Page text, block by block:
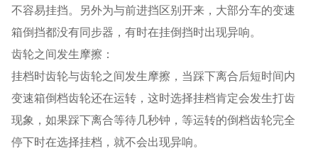
不容易挂挡。另外为与前进挡区别开来，大部分车的变速
箱倒挡都没有同步器，有时在挂倒挡时出现异响。
齿轮之间发生摩擦：
挂档时齿轮与齿轮之间发生摩擦，当踩下离合后短时间内
变速箱倒档齿轮还在运转，这时选择挂档肯定会发生打齿
现象，如果踩下离合等待几秒钟，等运转的倒档齿轮完全
停下时在选择挂档，就不会出现异响。